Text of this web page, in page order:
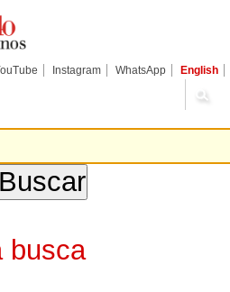
Instagram WhatsApp English
busca